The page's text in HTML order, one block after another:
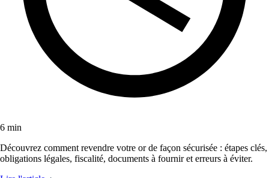
6 min
Découvrez comment revendre votre or de façon sécurisée : étapes clés,
obligations légales, fiscalité, documents à fournir et erreurs à éviter.